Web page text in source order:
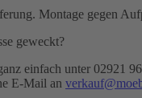
Montage gegen
geweckt?
einfach unter 02921
E-Mail an